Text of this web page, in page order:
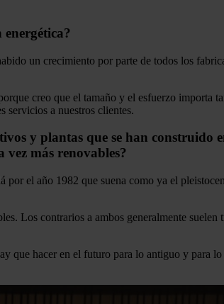
energética?
un crecimiento por parte de todos los
creo que el tamaño y el esfuerzo importa
servicios a nuestros clientes.
y plantas que se han construido
más renovables?
el año 1982 que suena como ya el
Los contrarios a ambos generalmente suelen
que hacer en el futuro para lo antiguo y para